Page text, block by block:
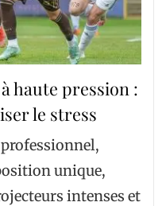
haute pression :
le stress
unique,
intenses et